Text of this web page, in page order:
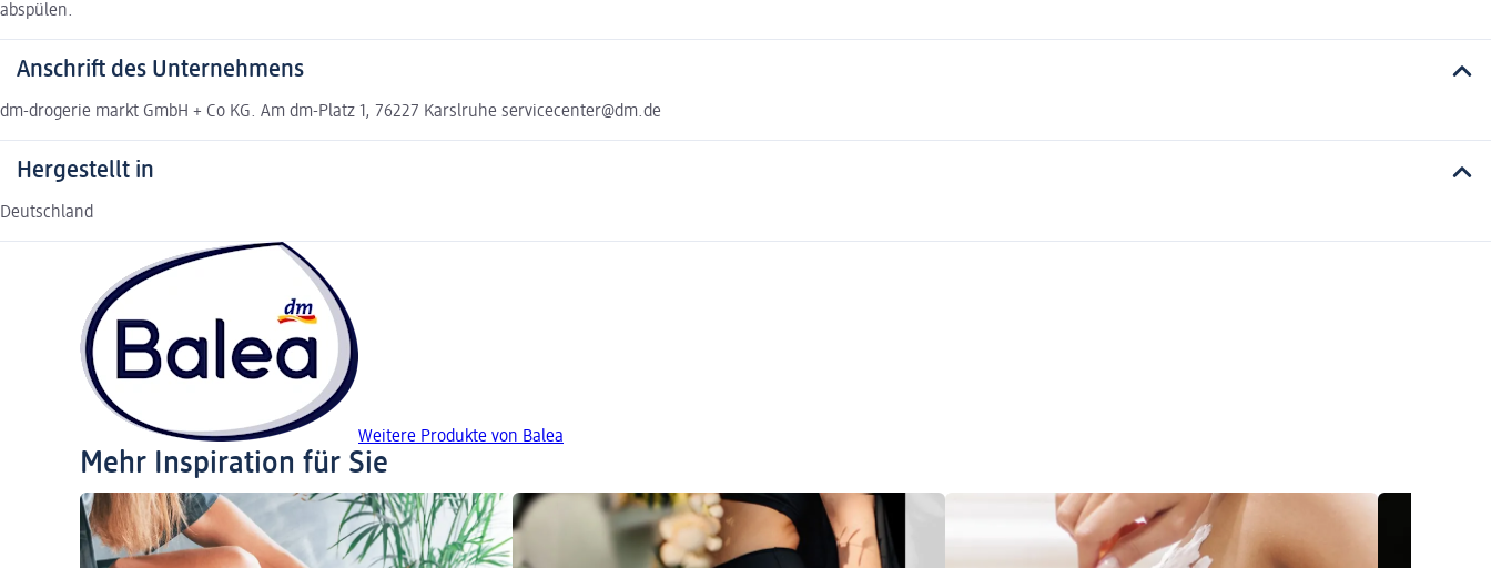
abspülen.
Anschrift des Unternehmens
dm-drogerie markt GmbH + Co KG. Am dm-Platz 1, 76227 Karslruhe servicecenter@dm.de
Hergestellt in
Deutschland
Weitere Produkte von Balea
Mehr Inspiration für Sie